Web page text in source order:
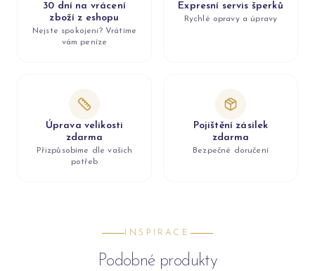
30 dní na vrácení
zboží z eshopu
Nejste spokojeni? Vrátíme
vám peníze
Expresní servis šperků
Rychlé opravy a úpravy
Úprava velikosti
zdarma
Přizpůsobíme dle vašich
potřeb
Pojištění zásilek
zdarma
Bezpečné doručení
INSPIRACE
Podobné produkty